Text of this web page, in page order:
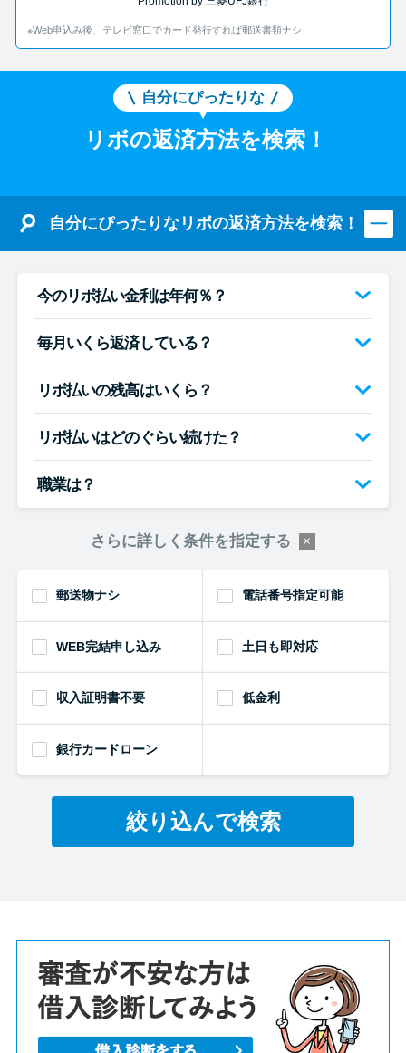
※Web申込み後、テレビ窓口でカード発行すれば郵送書類ナシ
自分にぴったりな
リボの返済方法を検索！
自分にぴったりなリボの返済方法を検索！
今のリボ払い金利は年何％？
毎月いくら返済している？
リボ払いの残高はいくら？
リボ払いはどのぐらい続けた？
職業は？
さらに詳しく条件を指定する
郵送物ナシ 電話番号指定可能
WEB完結申し込み 土日も即対応
収入証明書不要 低金利
銀行カードローン
絞り込んで検索